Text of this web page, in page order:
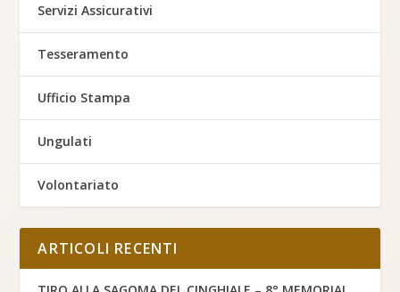
Servizi Assicurativi
Tesseramento
Ufficio Stampa
Ungulati
Volontariato
ARTICOLI RECENTI